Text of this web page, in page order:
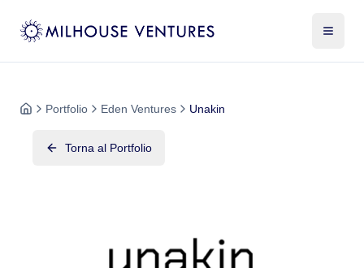
Portfolio Eden Ventures Unakin
Torna al Portfolio